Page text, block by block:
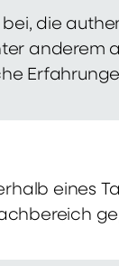
die
anderem
eines